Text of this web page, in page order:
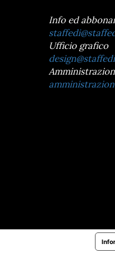
Info ed
Ufficio grafico